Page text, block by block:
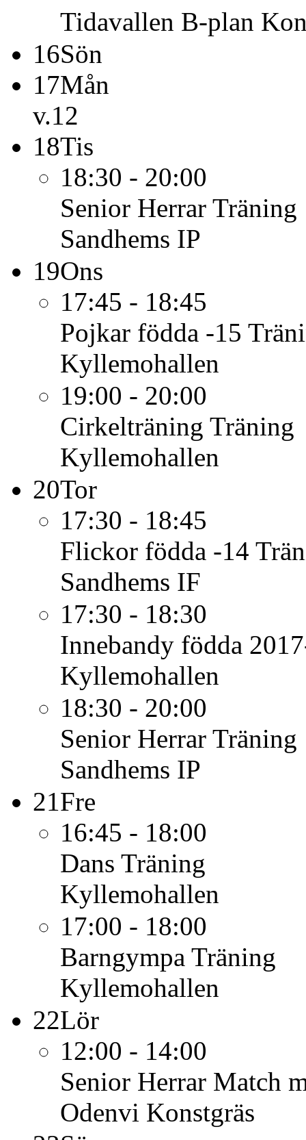
Tidavallen B-plan
16Sön
17Mån
v.12
18Tis
18:30 - 20:00
Senior Herrar Träning
Sandhems IP
19Ons
17:45 - 18:45
Pojkar födda -15
Kyllemohallen
19:00 - 20:00
Cirkelträning Träning
Kyllemohallen
20Tor
17:30 - 18:45
Flickor födda -14
Sandhems IF
17:30 - 18:30
Innebandy födda
Kyllemohallen
18:30 - 20:00
Senior Herrar Träning
Sandhems IP
21Fre
16:45 - 18:00
Dans Träning
Kyllemohallen
17:00 - 18:00
Barngympa Träning
Kyllemohallen
22Lör
12:00 - 14:00
Senior Herrar Match
Odenvi Konstgräs